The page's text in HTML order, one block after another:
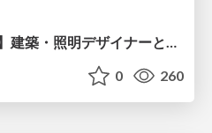
【THETA撮影会 in 大阪】建築・照明デザイナーとエンジニアのための視環境設計 #4
0 260